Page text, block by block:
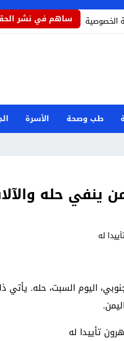
الخصوصية ساهم في نشر
طب وصحة الأسرة
ينفي حله
اليوم السبت، حله.
تأييدا له